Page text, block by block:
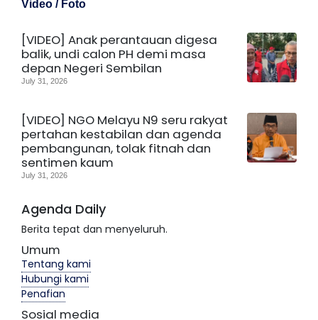
Video / Foto
[VIDEO] Anak perantauan digesa
balik, undi calon PH demi masa
depan Negeri Sembilan
July 31, 2026
[VIDEO] NGO Melayu N9 seru rakyat
pertahan kestabilan dan agenda
pembangunan, tolak fitnah dan
sentimen kaum
July 31, 2026
Agenda Daily
Berita tepat dan menyeluruh.
Umum
Tentang kami
Hubungi kami
Penafian
Sosial media